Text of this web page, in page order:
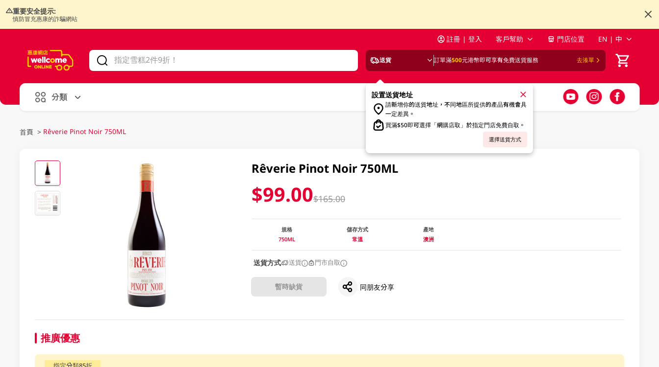
重要安全提示:
慎防冒充惠康的詐騙網站
註冊 | 登入 客戶幫助 門店位置 EN | 中
送貨 訂單滿500元港幣即可享有免費送貨服務 去湊單
設置送貨地址
請新增你的送貨地址，不同地區所提供的產品有機會具
一定差異。
買滿$50即可選擇「網購店取」於指定門店免費自取。
選擇送貨方式
分類
首頁 > Rêverie Pinot Noir 750ML
Rêverie Pinot Noir 750ML
$99.00$165.00
規格
750ML
儲存方式
常溫
產地
澳洲
送貨方式 送貨 門市自取
暫時缺貨 同朋友分享
推廣優惠